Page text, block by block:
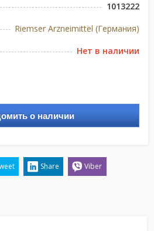
1013222
Riemser Arzneimittel (Германия)
Нет в наличии
о наличии
Share Viber